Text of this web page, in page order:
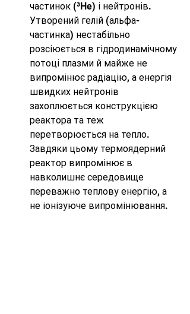
частинок (³He) і нейтронів.
Утворений гелій (альфа-
частинка) нестабільно
розсіюється в гідродинамічному
потоці плазми й майже не
випромінює радіацію, а енергія
швидких нейтронів
захоплюється конструкцією
реактора та теж
перетворюється на тепло.
Завдяки цьому термоядерний
реактор випромінює в
навколишнє середовище
переважно теплову енергію, а
не іонізуюче випромінювання.